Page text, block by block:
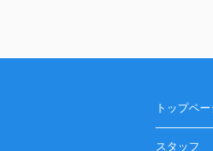
トップペー
スタッフ